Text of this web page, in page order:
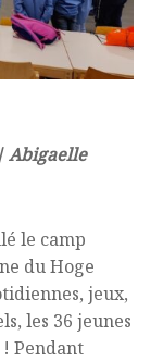
Abigaelle
le camp
du Hoge
jeux,
les 36 jeunes
! Pendant